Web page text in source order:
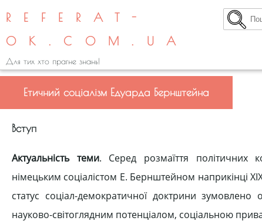
REFERAT-
OK.COM.UA
Для тих хто прагне знань!
Етичний соціалізм Едуарда Бернштейна
Вступ
Актуальність теми. Серед розмаїття політичних
німецьким соціалістом Е. Бернштейном наприкінці ХІХ
статус соціал-демократичної доктрини
науково-світоглядним потенціалом, соціальною